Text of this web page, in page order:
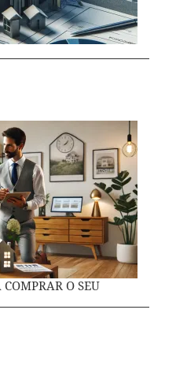
COMPRAR O SEU